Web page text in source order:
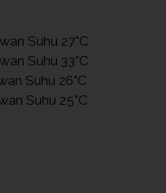
Suhu 27°C
Suhu 33°C
Suhu 26°C
Suhu 25°C